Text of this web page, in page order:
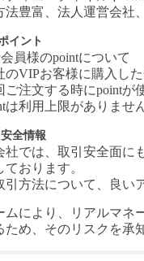
法豊富、法人運営会社
イント
員様のpointについて
のVIPお客様に購入し
ご注文する時にpointが
は利用上限がありませ
全情報
では、取引安全面に
ております。
方法について、良い
により、リアルマネ
ため、そのリスクを承